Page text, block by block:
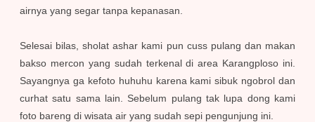
airnya yang segar tanpa kepanasan.
Selesai bilas, sholat ashar kami pun cuss pulang dan makan
bakso mercon yang sudah terkenal di area Karangploso ini.
Sayangnya ga kefoto huhuhu karena kami sibuk ngobrol dan
curhat satu sama lain. Sebelum pulang tak lupa dong kami
foto bareng di wisata air yang sudah sepi pengunjung ini.